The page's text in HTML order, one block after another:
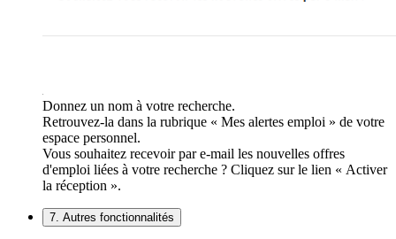
Donnez un nom à votre recherche.
Retrouvez-la dans la rubrique « Mes alertes emploi » de votre
espace personnel.
Vous souhaitez recevoir par e-mail les nouvelles offres
d'emploi liées à votre recherche ? Cliquez sur le lien « Activer
la réception ».
7. Autres fonctionnalités